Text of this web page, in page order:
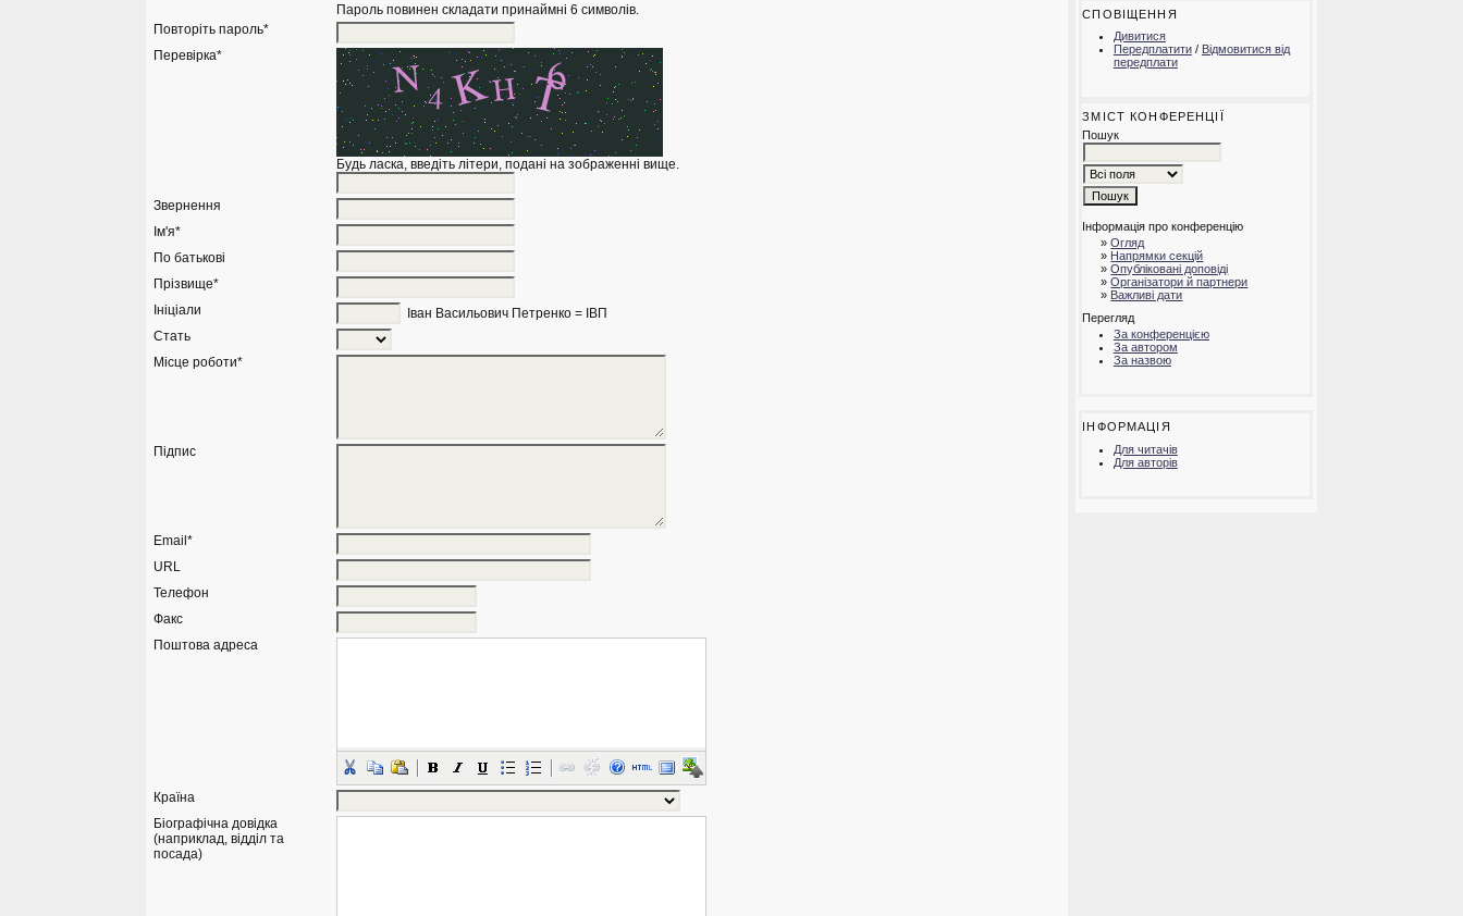
СПОВІЩЕННЯ
Дивитися
Передплатити/ Відмовитися від
передплати
ЗМІСТ КОНФЕРЕНЦІЇ
Пошук
Інформація про конференцію
»Огляд
» Напрямки секцій
»Опубліковані доповіді
»Організатори й партнери
» Важливі дати
Перегляд
За конференцією
За автором
За назвою
ІНФОРМАЦІЯ
Для читачів
Для авторів
Пароль повинен складати принаймні 6 символів.
Повторіть пароль*
Перевірка*
Будь ласка, введіть літери, подані на зображенні вище.
Звернення
Ім'я*
По батькові
Прізвище*
Ініціали
Іван Васильович Петренко = ІВП
Стать
Місце роботи*
Підпис
Email*
URL
Телефон
Факс
Поштова адреса
Країна
Біографічна довідка
(наприклад, відділ та
посада)